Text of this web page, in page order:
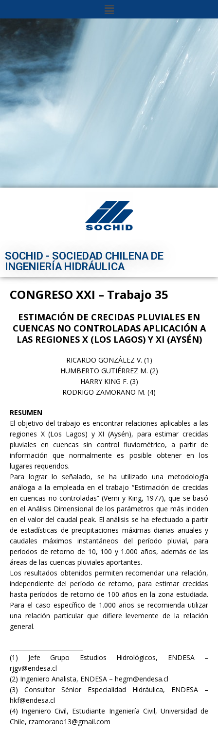
SOCHID - SOCIEDAD CHILENA DE
INGENIERÍA HIDRÁULICA
CONGRESO XXI – Trabajo 35
ESTIMACIÓN DE CRECIDAS PLUVIALES EN
CUENCAS NO CONTROLADAS APLICACIÓN A
LAS REGIONES X (LOS LAGOS) Y XI (AYSÉN)
RICARDO GONZÁLEZ V. (1)
HUMBERTO GUTIÉRREZ M. (2)
HARRY KING F. (3)
RODRIGO ZAMORANO M. (4)
RESUMEN
El objetivo del trabajo es encontrar relaciones aplicables a las
regiones X (Los Lagos) y XI (Aysén), para estimar crecidas
pluviales en cuencas sin control fluviométrico, a partir de
información que normalmente es posible obtener en los
lugares requeridos.
Para lograr lo señalado, se ha utilizado una metodología
análoga a la empleada en el trabajo “Estimación de crecidas
en cuencas no controladas” (Verni y King, 1977), que se basó
en el Análisis Dimensional de los parámetros que más inciden
en el valor del caudal peak. El análisis se ha efectuado a partir
de estadísticas de precipitaciones máximas diarias anuales y
caudales máximos instantáneos del período pluvial, para
períodos de retorno de 10, 100 y 1.000 años, además de las
áreas de las cuencas pluviales aportantes.
Los resultados obtenidos permiten recomendar una relación,
independiente del período de retorno, para estimar crecidas
hasta períodos de retorno de 100 años en la zona estudiada.
Para el caso específico de 1.000 años se recomienda utilizar
una relación particular que difiere levemente de la relación
general.
(1) Jefe Grupo Estudios Hidrológicos, ENDESA –
rjgv@endesa.cl
(2) Ingeniero Analista, ENDESA – hegm@endesa.cl
(3) Consultor Sénior Especialidad Hidráulica, ENDESA –
hkf@endesa.cl
(4) Ingeniero Civil, Estudiante Ingeniería Civil, Universidad de
Chile, rzamorano13@gmail.com